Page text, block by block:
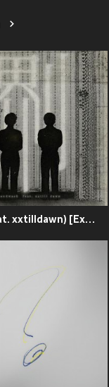
界刂 (feat. xxtilldawn) [Explicit]